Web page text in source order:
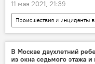
11 мая 2021, 21:39
Происшествия и инциденты
Общество
Армения
Ванадзор
авария
В Москве двухлетний
из окна седьмого этажа